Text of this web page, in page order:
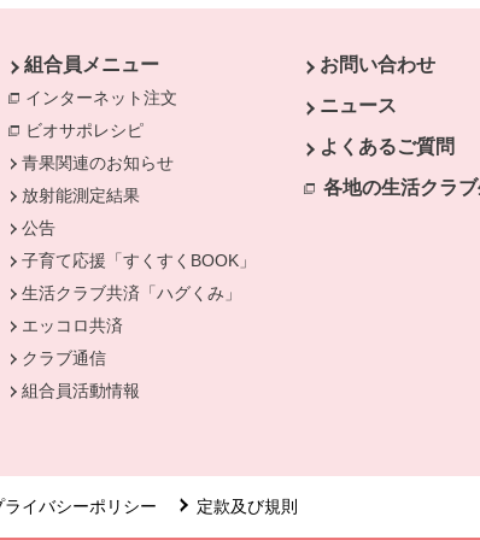
ウで開きます。
きます。
ウで開きます。
ウィンドウで開きます。
組合員メニュー
インターネット注文 別のウィンドウで開きます。
ビオサポレシピ
青果関連のお知らせ
放射能測定結果
公告
子育て応援「すくすくBOOK」
生活クラブ共済「ハグくみ」
エッコロ共済
クラブ通信
組合員活動情報
お問い合わせ
ニュース
よくあるご質問
各地の生活クラ
ライバシーポリシー 定款及び規則